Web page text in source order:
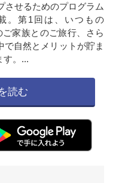
させるためのプログラム
。第1回は、いつもの
家族とのご旅行、さら
自然とメリットが貯ま
す。...
読む